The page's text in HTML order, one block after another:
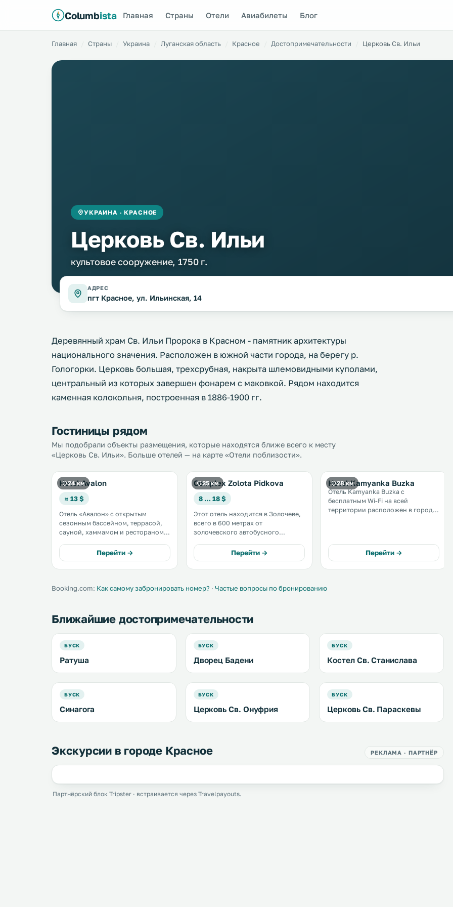
Columbista Главная Страны Отели Авиабилеты Блог
Главная Страны Украина Луганская область Красное Достопримечательности Церковь Св. Ильи
УКРАИНА · КРАСНОЕ
Церковь Св. Ильи
культовое сооружение, 1750 г.
АДРЕС
пгт Красное, ул. Ильинская, 14
Деревянный храм Св. Ильи Пророка в Красном - памятник архитектуры
национального значения. Расположен в южной части города, на берегу р.
Гологорки. Церковь большая, трехсрубная, накрыта шлемовидными куполами,
центральный из которых завершен фонарем с маковкой. Рядом находится
каменная колокольня, построенная в 1886-1900 гг.
Гостиницы рядом
Мы подобрали объекты размещения, которые находятся ближе всего к месту
«Церковь Св. Ильи». Больше отелей — на карте «Отели поблизости».
24 км
Hotel Avalon
≈ 13 $
Отель «Авалон» с открытым
сезонным бассейном, террасой,
сауной, хаммамом и рестораном
Львовской области. Все номера
оснащены телевизором с плоским
экраном, а в некоторых есть
Перейти →
25 км
Complex Zolota Pidkova
8 … 18 $
Этот отель находится в Золочеве,
всего в 600 метрах от
золочевского автобусного
бесплатный Wi-Fi, терраса и пункт
проката велосипедов. В
комплексе "Золотая подкова"
оформленные номера и. . . .
Перейти →
28 км
Hotel Kamyanka Buzka
Отель Kamyanka Buzka с
бесплатным Wi-Fi на всей
территории расположен в городе
бесплатная частная парковка. В
каждом номере установлен
Перейти →
Booking.com: Как самому забронировать номер? · Частые вопросы по бронированию
Ближайшие достопримечательности
БУСК
Ратуша
БУСК
Дворец Бадени
БУСК
Костел Св. Станислава
БУСК
Синагога
БУСК
Церковь Св. Онуфрия
БУСК
Церковь Св. Параскевы
Экскурсии в городе Красное РЕКЛАМА · ПАРТНЁР
Партнёрский блок Tripster · встраивается через Travelpayouts.